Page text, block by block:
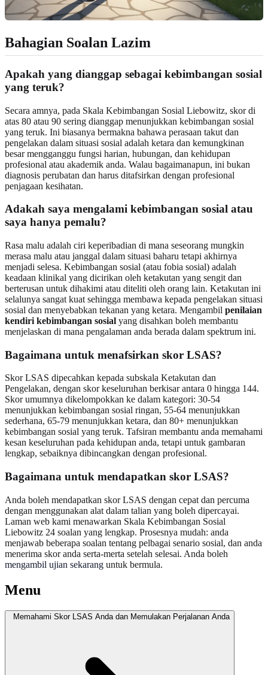
Bahagian Soalan Lazim
Apakah yang dianggap sebagai kebimbangan sosial
yang teruk?
Secara amnya, pada Skala Kebimbangan Sosial Liebowitz, skor di
atas 80 atau 90 sering dianggap menunjukkan kebimbangan sosial
yang teruk. Ini biasanya bermakna bahawa perasaan takut dan
pengelakan dalam situasi sosial adalah ketara dan kemungkinan
besar mengganggu fungsi harian, hubungan, dan kehidupan
profesional atau akademik anda. Walau bagaimanapun, ini bukan
diagnosis perubatan dan harus ditafsirkan dengan profesional
penjagaan kesihatan.
Adakah saya mengalami kebimbangan sosial atau
saya hanya pemalu?
Rasa malu adalah ciri keperibadian di mana seseorang mungkin
merasa malu atau janggal dalam situasi baharu tetapi akhirnya
menjadi selesa. Kebimbangan sosial (atau fobia sosial) adalah
keadaan klinikal yang dicirikan oleh ketakutan yang sengit dan
berterusan untuk dihakimi atau diteliti oleh orang lain. Ketakutan ini
selalunya sangat kuat sehingga membawa kepada pengelakan situasi
sosial dan menyebabkan tekanan yang ketara. Mengambil penilaian
kendiri kebimbangan sosial yang disahkan boleh membantu
menjelaskan di mana pengalaman anda berada dalam spektrum ini.
Bagaimana untuk menafsirkan skor LSAS?
Skor LSAS dipecahkan kepada subskala Ketakutan dan
Pengelakan, dengan skor keseluruhan berkisar antara 0 hingga 144.
Skor umumnya dikelompokkan ke dalam kategori: 30-54
menunjukkan kebimbangan sosial ringan, 55-64 menunjukkan
sederhana, 65-79 menunjukkan ketara, dan 80+ menunjukkan
kebimbangan sosial yang teruk. Tafsiran membantu anda memahami
kesan keseluruhan pada kehidupan anda, tetapi untuk gambaran
lengkap, sebaiknya dibincangkan dengan profesional.
Bagaimana untuk mendapatkan skor LSAS?
Anda boleh mendapatkan skor LSAS dengan cepat dan percuma
dengan menggunakan alat dalam talian yang boleh dipercayai.
Laman web kami menawarkan Skala Kebimbangan Sosial
Liebowitz 24 soalan yang lengkap. Prosesnya mudah: anda
menjawab beberapa soalan tentang pelbagai senario sosial, dan anda
menerima skor anda serta-merta setelah selesai. Anda boleh
mengambil ujian sekarang untuk bermula.
Menu
Memahami Skor LSAS Anda dan Memulakan Perjalanan Anda